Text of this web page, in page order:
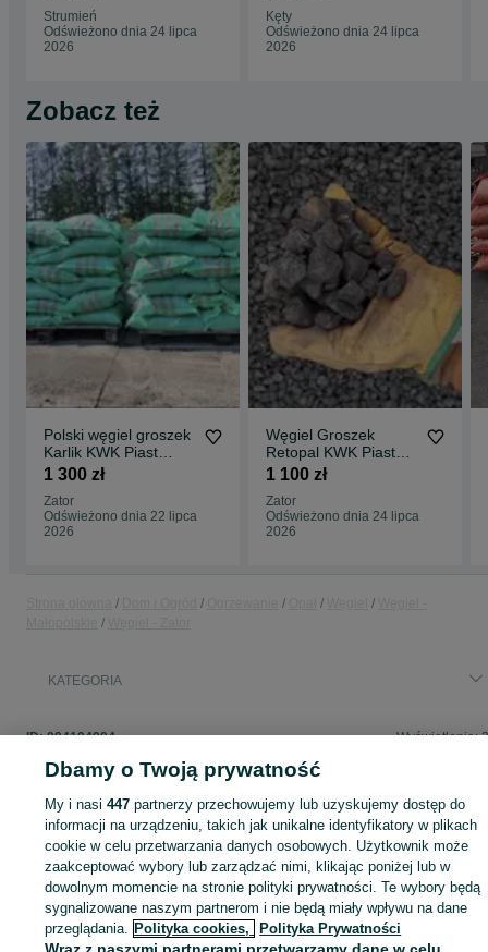
Strumień
Odświeżono dnia 24 lipca
2026
Kęty
Odświeżono dnia 24 lipca
2026
Zobacz też
Polski węgiel groszek
Karlik KWK Piast
Wola ! Certyfikat
1 300 zł
Zator
Odświeżono dnia 22 lipca
2026
Węgiel Groszek
Retopal KWK Piast
1100 zł/T Polecam!
1 100 zł
Zator
Odświeżono dnia 24 lipca
2026
KATEGORIA
ID:994194994 Wyświetlenia:
Zaloguj się lub załóż konto na OLX, aby skontaktować się z
sprzedającym
Zaloguj się / Załóż konto
Dbamy o Twoją prywatność
My i nasi447 partnerzy przechowujemy lub uzyskujemy dostęp do
informacji na urządzeniu, takich jak unikalne identyfikatory w plikach
cookie w celu przetwarzania danych osobowych. Użytkownik może
zaakceptować wybory lub zarządzać nimi, klikając poniżej lub w
dowolnym momencie na stronie polityki prywatności. Te wybory będą
sygnalizowane naszym partnerom i nie będą miały wpływu na dane
przeglądania. Polityka cookies, Polityka Prywatności